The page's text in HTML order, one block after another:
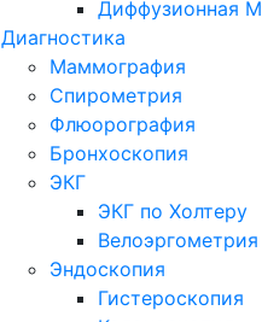
Диффузионная
Диагностика
Маммография
Спирометрия
Флюорография
Бронхоскопия
ЭКГ
ЭКГ по Холтеру
Эндоскопия
Гистероскопия